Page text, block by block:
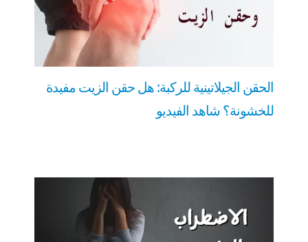
الحقن الجيلاتينية للركبة: هل حقن الزيت مفيدة
للخشونة؟ شاهد الفيديو